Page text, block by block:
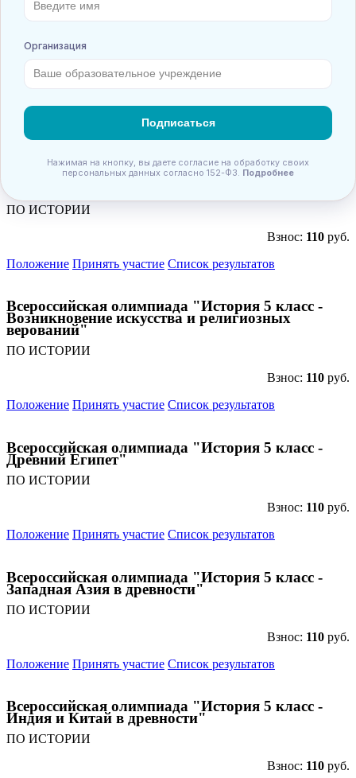
Положение Принять участие
Всероссийская олимпиада "История России 7
ПО ИСТОРИИ
Взнос:110руб.
Положение
Всероссийская олимпиада "Отечественная война
ПО ИСТОРИИ
Взнос: 110 руб.
Положение Принять участие Список результатов
Всероссийская олимпиада "История 5 класс -
Возникновение искусства и религиозных
верований"
ПО ИСТОРИИ
Взнос: 110 руб.
Положение Принять участие Список результатов
Всероссийская олимпиада "История 5 класс -
Древний Египет"
ПО ИСТОРИИ
Взнос: 110 руб.
Положение Принять участие Список результатов
Всероссийская олимпиада "История 5 класс -
Западная Азия в древности"
ПО ИСТОРИИ
Взнос: 110 руб.
Положение Принять участие Список результатов
Всероссийская олимпиада "История 5 класс -
Индия и Китай в древности"
ПО ИСТОРИИ
Взнос: 110 руб.
Анонсы конкурсов
Подпишитесь на анонсы сегодня и узнавайте
Email
Имя